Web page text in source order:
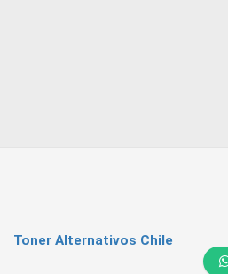
Toner Alternativos Chile